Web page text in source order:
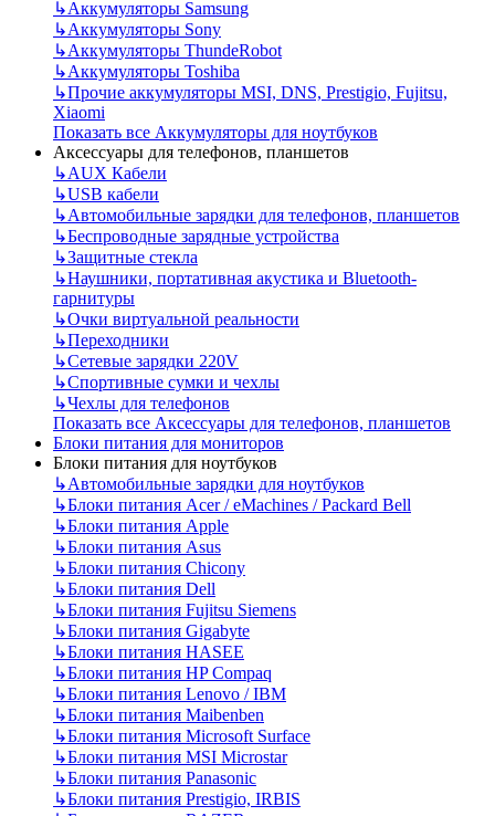
↳Аккумуляторы Samsung
↳Аккумуляторы Sony
↳Аккумуляторы ThundeRobot
↳Аккумуляторы Toshiba
↳Прочие аккумуляторы MSI, DNS, Prestigio, Fujitsu,
Xiaomi
Показать все Аккумуляторы для ноутбуков
Аксессуары для телефонов, планшетов
↳AUX Кабели
↳USB кабели
↳Автомобильные зарядки для телефонов, планшетов
↳Беспроводные зарядные устройства
↳Защитные стекла
↳Наушники, портативная акустика и Bluetooth-
гарнитуры
↳Очки виртуальной реальности
↳Переходники
↳Сетевые зарядки 220V
↳Спортивные сумки и чехлы
↳Чехлы для телефонов
Показать все Аксессуары для телефонов, планшетов
Блоки питания для мониторов
Блоки питания для ноутбуков
↳Автомобильные зарядки для ноутбуков
↳Блоки питания Acer / eMachines / Packard Bell
↳Блоки питания Apple
↳Блоки питания Asus
↳Блоки питания Chicony
↳Блоки питания Dell
↳Блоки питания Fujitsu Siemens
↳Блоки питания Gigabyte
↳Блоки питания HASEE
↳Блоки питания HP Compaq
↳Блоки питания Lenovo / IBM
↳Блоки питания Maibenben
↳Блоки питания Microsoft Surface
↳Блоки питания MSI Microstar
↳Блоки питания Panasonic
↳Блоки питания Prestigio, IRBIS